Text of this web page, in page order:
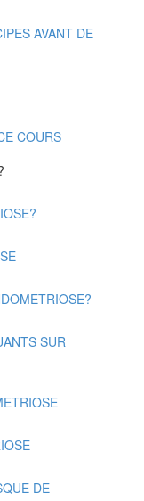
AVANT DE
COURS
SUR
DE